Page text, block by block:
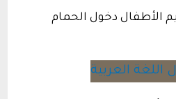
الأطفال دخول الحمام